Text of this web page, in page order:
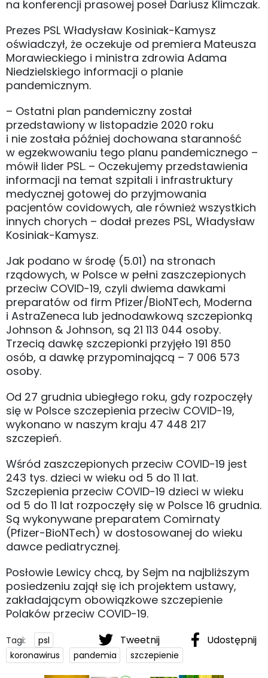
na konferencji prasowej poseł Dariusz Klimczak.
Prezes PSL Władysław Kosiniak-Kamysz
oświadczył, że oczekuje od premiera Mateusza
Morawieckiego i ministra zdrowia Adama
Niedzielskiego informacji o planie
pandemicznym.
– Ostatni plan pandemiczny został
przedstawiony w listopadzie 2020 roku
i nie została później dochowana staranność
w egzekwowaniu tego planu pandemicznego –
mówił lider PSL. – Oczekujemy przedstawienia
informacji na temat szpitali i infrastruktury
medycznej gotowej do przyjmowania
pacjentów covidowych, ale również wszystkich
innych chorych – dodał prezes PSL, Władysław
Kosiniak-Kamysz.
Jak podano w środę (5.01) na stronach
rządowych, w Polsce w pełni zaszczepionych
przeciw COVID-19, czyli dwiema dawkami
preparatów od firm Pfizer/BioNTech, Moderna
i AstraZeneca lub jednodawkową szczepionką
Johnson & Johnson, są 21 113 044 osoby.
Trzecią dawkę szczepionki przyjęło 191 850
osób, a dawkę przypominającą – 7 006 573
osoby.
Od 27 grudnia ubiegłego roku, gdy rozpoczęły
się w Polsce szczepienia przeciw COVID-19,
wykonano w naszym kraju 47 448 217
szczepień.
Wśród zaszczepionych przeciw COVID-19 jest
243 tys. dzieci w wieku od 5 do 11 lat.
Szczepienia przeciw COVID-19 dzieci w wieku
od 5 do 11 lat rozpoczęły się w Polsce 16 grudnia.
Są wykonywane preparatem Comirnaty
(Pfizer-BioNTech) w dostosowanej do wieku
dawce pediatrycznej.
Posłowie Lewicy chcą, by Sejm na najbliższym
posiedzeniu zajął się ich projektem ustawy,
zakładającym obowiązkowe szczepienie
Polaków przeciw COVID-19.
Tweetnij Udostępnij
Tagi:
psl
koronawirus
pandemia szczepienie